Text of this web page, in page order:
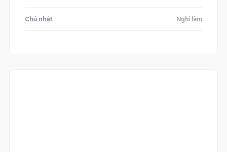
Chủ nhật Nghỉ làm